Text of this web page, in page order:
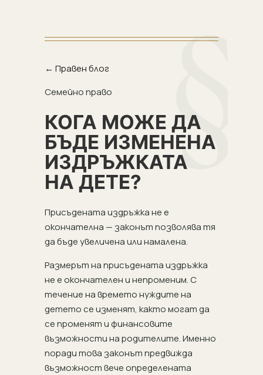
← Правен блог
Семейно право
КОГА МОЖЕ ДА
БЪДЕ ИЗМЕНЕНА
ИЗДРЪЖКАТА
НА ДЕТЕ?
Присъдената издръжка не е
окончателна — законът позволява тя
да бъде увеличена или намалена.
Размерът на присъдената издръжка
не е окончателен и непроменим. С
течение на времето нуждите на
детето се изменят, както могат да
се променят и финансовите
възможности на родителите. Именно
поради това законът предвижда
възможност вече определената